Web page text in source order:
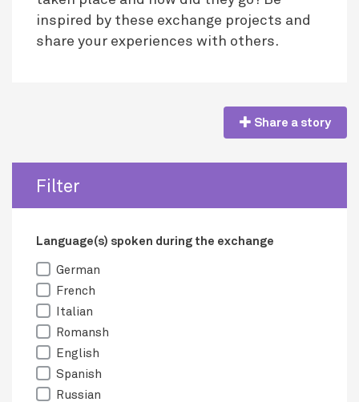
inspired by these exchange projects and
share your experiences with others.
Share a story
Filter
Language(s) spoken during the exchange
German
French
Italian
Romansh
English
Spanish
Russian